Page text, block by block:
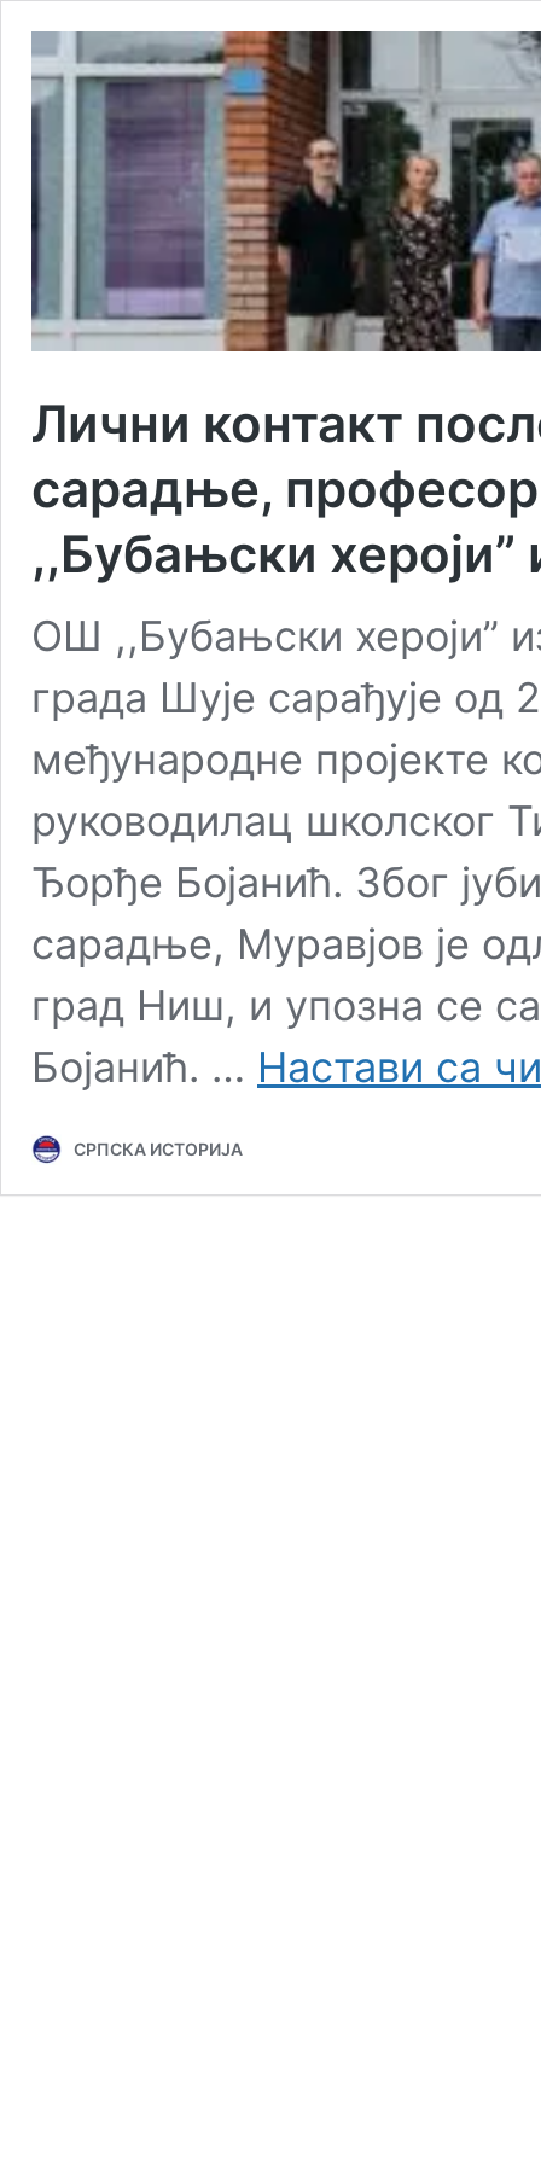
Лични контакт
сарадње,
,,Бубањски
ОШ ,,Бубањски хероји”
града Шује сарађује од
међународне пројекте
руководилац школског
Ђорђе Бојанић. Због
сарадње, Муравјов је
град Ниш, и упозна се
Бојанић. … Настави са
СРПСКА ИСТОРИЈА